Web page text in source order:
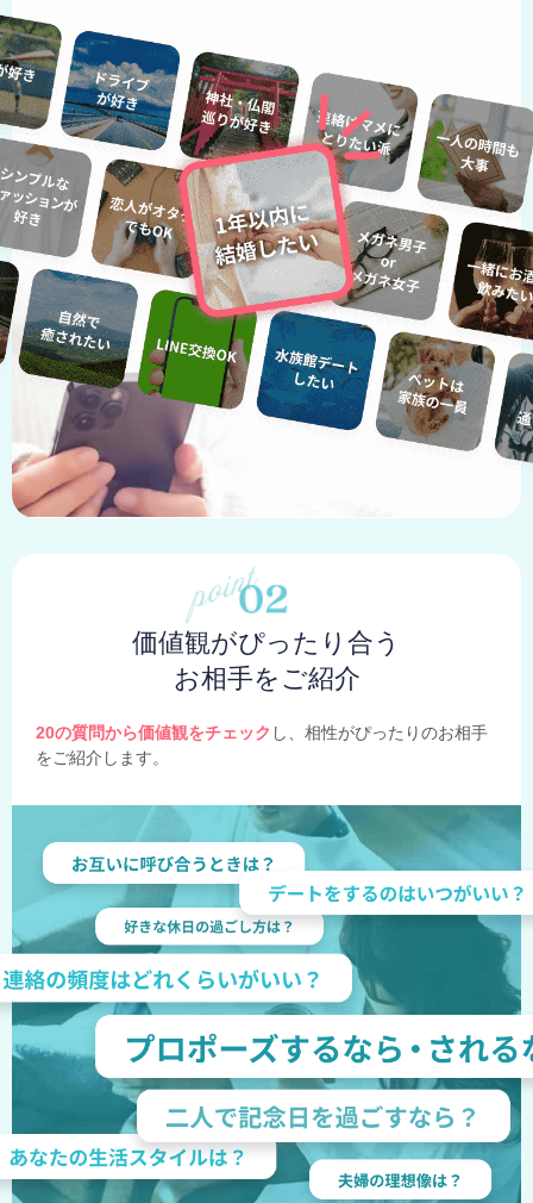
価値観がぴったり合う
お相手をご紹介
20の質問から価値観をチェック し、相性がぴったりのお相手
をご紹介します。